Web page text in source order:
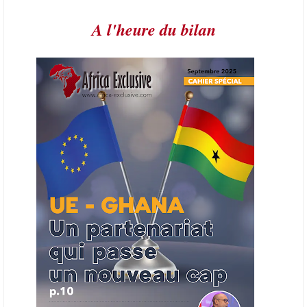
AFRIQUE - PETROLE
en place une plateforme numérique destinée à donner la priorité aux
entreprises du continent dans les marchés du secteur énergétique.
Cet outil permettra de recenser les entreprises africaines opérant dans
la chaîne de valeur énergétique et de publier des appels d’offres
ouverts en priorité aux sociétés du continent. Le projet est en phase
finale de développement et devrait aboutir, d’ici fin 2026 ou début
2027, à un bulletin africain des appels d’offres dans le secteur de
l’énergie.
06/06/26 AFRICA FINANCE CORPORATION
Cette semaine, Africa Finance Corporation (AFC) a annoncé avoir
bouclé un prêt syndiqué de 2 milliards de dollars, la plus importante
levée de son histoire. Initialement calibrée à 1,6 milliard, l'opération a
été relevée de 400 millions face à l'afflux des souscriptions de
banques internationales. Plus du tiers des fonds proviennent
d'institutions financières asiatiques, à parts égales avec l'Europe.
L'Asie-Pacifique et l'Europe pèsent chacune 35 % du tour de table,
A l'heure du bilan